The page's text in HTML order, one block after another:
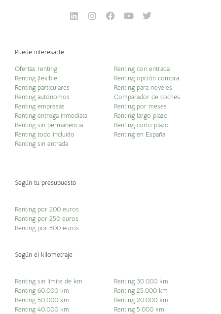
Puede interesarte
Ofertas renting
Renting flexible
Renting particulares
Renting autónomos
Renting empresas
Renting entrega inmediata
Renting sin permanencia
Renting todo incluido
Renting sin entrada
Renting con entrada
Renting opción compra
Renting para noveles
Comparador de coches
Renting por meses
Renting largo plazo
Renting corto plazo
Renting en España
Según tu presupuesto
Renting por 200 euros
Renting por 250 euros
Renting por 300 euros
Según el kilometraje
Renting sin límite de km
Renting 60.000 km
Renting 50.000 km
Renting 40.000 km
Renting 30.000 km
Renting 25.000 km
Renting 20.000 km
Renting 5.000 km